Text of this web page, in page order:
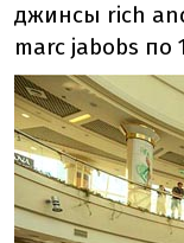
джинсы rich
marc jabobs по